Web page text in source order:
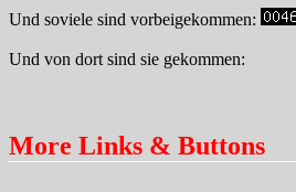
Und soviele sind vorbeigekommen:
Und von dort sind sie gekommen:
More Links & Buttons